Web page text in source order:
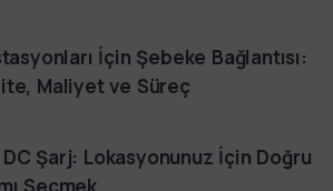
İçin Şebeke Bağlantısı:
Maliyet ve Süreç
Şarj: Lokasyonunuz İçin Doğru
Seçmek